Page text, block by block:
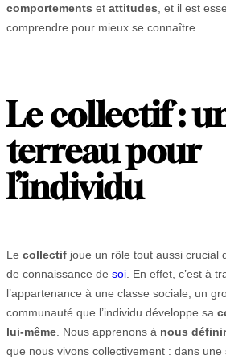
comportements et attitudes , et il est
comprendre pour mieux se connaître.
Le collectif :
terreau pour
l’individu
Le collectif joue un rôle tout aussi crucial
de connaissance de soi . En effet, c’est à
l’appartenance à une classe sociale, un
communauté que l’individu développe sa
lui-même . Nous apprenons à nous définir
que nous vivons collectivement : dans une